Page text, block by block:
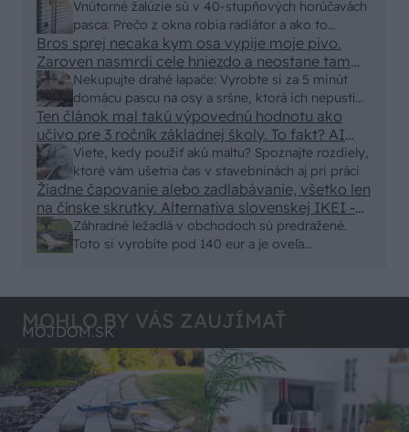
Vnútorné žalúzie sú v 40-stupňových horúčavách
pasca: Prečo z okna robia radiátor a ako to
vyriešiť za pár eur?
vonkajšieho tienenia na spôsob markízy
250x150cm. Čínsky predajcovia idú okolo 100
eur kus.
Nekupujte drahé lapače: Vyrobte si za 5 minút
domácu pascu na osy a sršne, ktorá ich nepustí
von
Bros sprej necaka kym osa vypije moje pivo.
Zaroven nasmrdi cele hniezdo a neostane tam
nic zive. Vasa pasca naucinke moc efektivne.
Skor pritiahne slimaky
Viete, kedy použiť akú maltu? Spoznajte rozdiely,
ktoré vám ušetria čas v stavebninách aj pri práci
Ten článok mal takú výpovednú hodnotu ako
učivo pre 3 ročník základnej školy. To fakt? AI
alebo nejaka kniha z VŠ? Dnešné rychlotvrdnuce
malty - pevnosť 40 Mpa a doba schnutia tak 15
minut , k tomu vodotesné s kryštálikou. A rozdiel
- schnutie a zretie. Nič?
Záhradné ležadlá v obchodoch sú predražené.
Toto si vyrobíte pod 140 eur a je oveľa
Žiadne čapovanie alebo zadlabávanie, všetko len
na čínske skrutky. Alternatíva slovenskej IKEI -
čo sa týka pevnosti. Autor si nedal veľa námahy s
remeselným spracovaním, škoda. No lepšie než
MOHLO BY VÁS ZAUJÍMAŤ
MÔJDOM.SK